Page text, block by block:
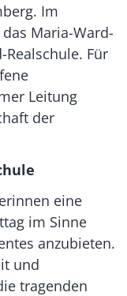
Im
Maria-Ward-
Für
Leitung
der
eine
im Sinne
anzubieten.
und
tragenden